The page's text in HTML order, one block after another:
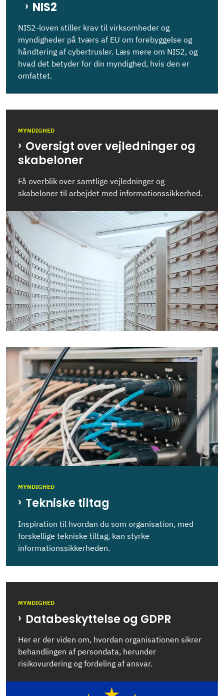
NIS2
NIS2-loven stiller krav til virksomheder og
myndigheder på tværs af EU om forebyggelse og
håndtering af cybertrusler. Læs mere om NIS2, og
hvad det betyder for din myndighed, hvis den er
omfattet.
MYNDIGHED
Oversigt over vejledninger og
skabeloner
Få overblik over samtlige vejledninger og
skabeloner til arbejdet med informationssikkerhed.
MYNDIGHED
Tekniske tiltag
Inspiration til hvordan du som organisation, med
forskellige tekniske tiltag, kan styrke
informationssikkerheden.
MYNDIGHED
Databeskyttelse og GDPR
Her er der viden om, hvordan organisationen sikrer
behandlingen af persondata, herunder
risikovurdering og fordeling af ansvar.